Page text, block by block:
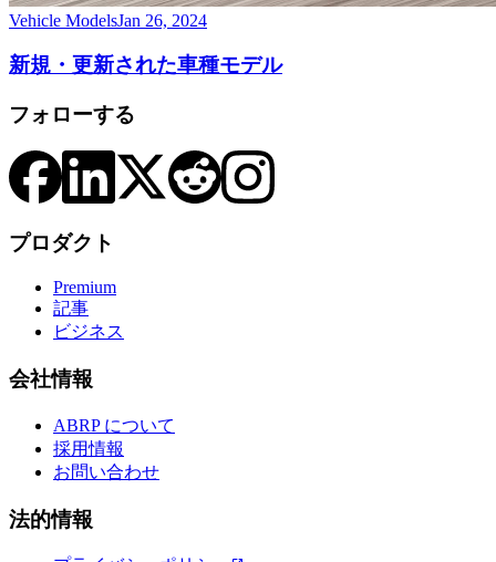
Vehicle ModelsJan 26, 2024
新規・更新された車種モデル
フォローする
プロダクト
Premium
記事
ビジネス
会社情報
ABRP について
採用情報
お問い合わせ
法的情報